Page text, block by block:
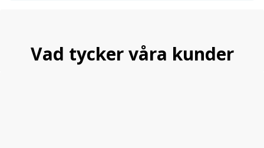
Vad tycker våra kunder